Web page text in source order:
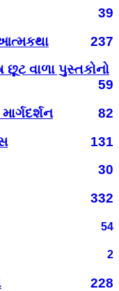
39
237
વાળા પુસ્તકોનો
59
82
131
30
332
54
2
228